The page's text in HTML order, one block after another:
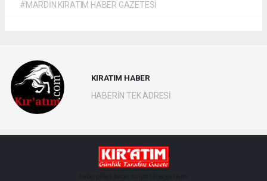
#MARDİN KIRATIM HABER GAZETESİ
KIRATIM HABER
HABERİN TEK ADRESİ